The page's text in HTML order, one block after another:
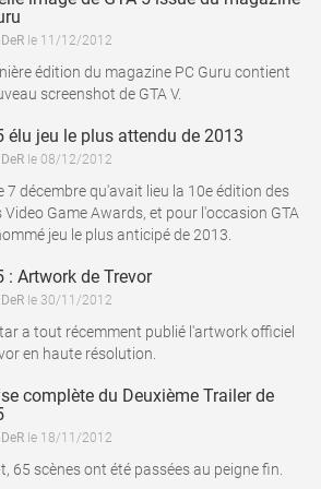
le 11/12/2012
édition du magazine PC Guru contient
screenshot de GTA V.
élu jeu le plus attendu de 2013
le 08/12/2012
7 décembre qu'avait lieu la 10e édition des
Video Game Awards, et pour l'occasion GTA
jeu le plus anticipé de 2013.
: Artwork de Trevor
le 30/11/2012
a tout récemment publié l'artwork officiel
en haute résolution.
complète du Deuxième Trailer de
le 18/11/2012
65 scènes ont été passées au peigne fin.